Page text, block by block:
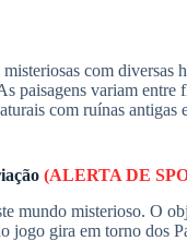
com
variam entre
com ruínas
(ALERTA DE
mundo misterioso. O
jogo gira em torno dos